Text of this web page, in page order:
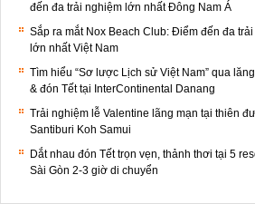
đến đa trải nghiệm lớn nhất Đông Nam Á
Sắp ra mắt Nox Beach Club: Điểm đến đa
lớn nhất Việt Nam
Tìm hiểu “Sơ lược Lịch sử Việt Nam” qua
& đón Tết tại InterContinental Danang
Trải nghiệm lễ Valentine lãng mạn tại thiên
Santiburi Koh Samui
Dắt nhau đón Tết trọn vẹn, thảnh thơi tại 5
Sài Gòn 2-3 giờ di chuyển